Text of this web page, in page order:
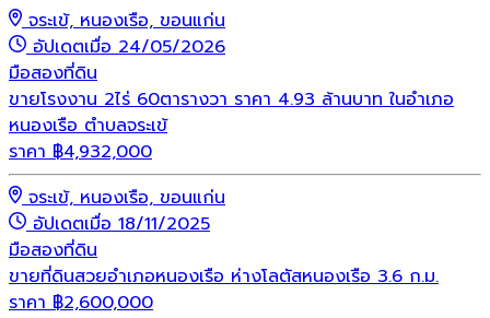
จระเข้, หนองเรือ, ขอนแก่น
อัปเดตเมื่อ 24/05/2026
มือสองที่ดิน
ขายโรงงาน 2ไร่ 60ตารางวา ราคา 4.93 ล้านบาท ในอำเภอ
หนองเรือ ตำบลจระเข้
ราคา ฿4,932,000
จระเข้, หนองเรือ, ขอนแก่น
อัปเดตเมื่อ 18/11/2025
มือสองที่ดิน
ขายที่ดินสวยอำเภอหนองเรือ ห่างโลตัสหนองเรือ 3.6 ก.ม.
ราคา ฿2,600,000